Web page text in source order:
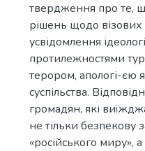
твердження про те,
рішень щодо
усвідомлення
протилежностями
терором, апологі-єю
суспільства.
громадян, які
не тільки безпекову
«російського миру»,